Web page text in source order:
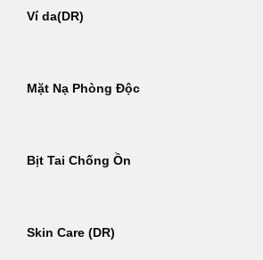
Ví da(DR)
Mặt Nạ Phòng Độc
Bịt Tai Chống Ồn
Skin Care (DR)